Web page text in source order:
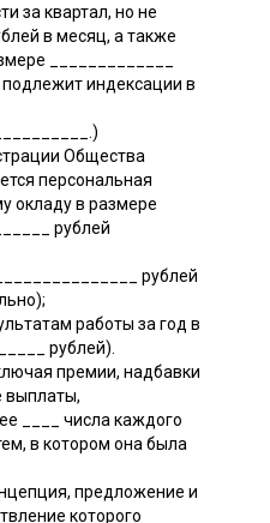
за квартал, но не
в месяц, а также
_____________
индексации в
Общества
персональная
окладу в размере
рублей
рублей
работы за год в
рублей).
премии, надбавки
выплаты,
____ числа каждого
в котором она была
предложение и
которого